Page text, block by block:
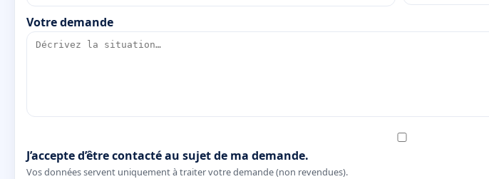
Votre demande
J’accepte d’être contacté au sujet de ma demande.
Vos données servent uniquement à traiter votre demande (non revendues).